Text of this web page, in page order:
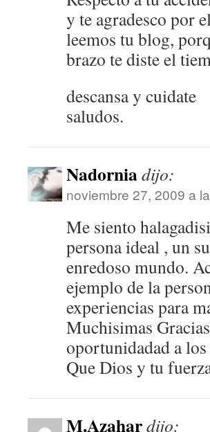
y te agradesco por
leemos tu blog,
brazo te diste el
descansa y cuidate
saludos.
Nadorniadijo:
noviembre 27, 2009 a
Me siento
persona ideal , un
enredoso mundo.
ejemplo de la
experiencias para
Muchisimas
oportunidadad a
Que Dios y tu
M.Azahardijo: